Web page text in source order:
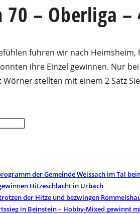
70 – Oberliga
fuhren wir nach
ihre Einzel gewinnen. Nur
stellten mit einem 2 Satz
der Gemeinde Weissach im Tal
Hitzeschlacht in Urbach
der Hitze und bezwingen
in Beinstein – Hobby-Mixed gewinnt